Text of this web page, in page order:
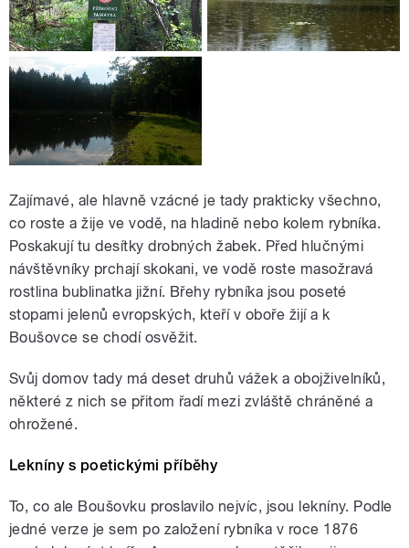
Zajímavé, ale hlavně vzácné je tady prakticky všechno,
co roste a žije ve vodě, na hladině nebo kolem rybníka.
Poskakují tu desítky drobných žabek. Před hlučnými
návštěvníky prchají skokani, ve vodě roste masožravá
rostlina bublinatka jižní. Břehy rybníka jsou poseté
stopami jelenů evropských, kteří v oboře žijí a k
Boušovce se chodí osvěžit.
Svůj domov tady má deset druhů vážek a obojživelníků,
některé z nich se přitom řadí mezi zvláště chráněné a
ohrožené.
Lekníny s poetickými příběhy
To, co ale Boušovku proslavilo nejvíc, jsou lekníny. Podle
jedné verze je sem po založení rybníka v roce 1876